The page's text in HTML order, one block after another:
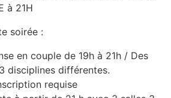
à 21H
soirée :
en couple de 19h à 21h / Des
disciplines différentes.
requise